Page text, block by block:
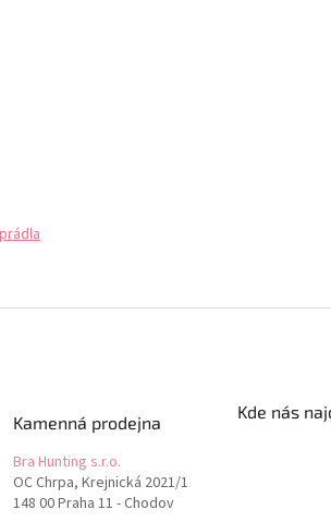
Kamenná prodejna
Bra Hunting s.r.o.
OC Chrpa, Krejnická 2021/1
148 00 Praha 11 - Chodov
Kde nás